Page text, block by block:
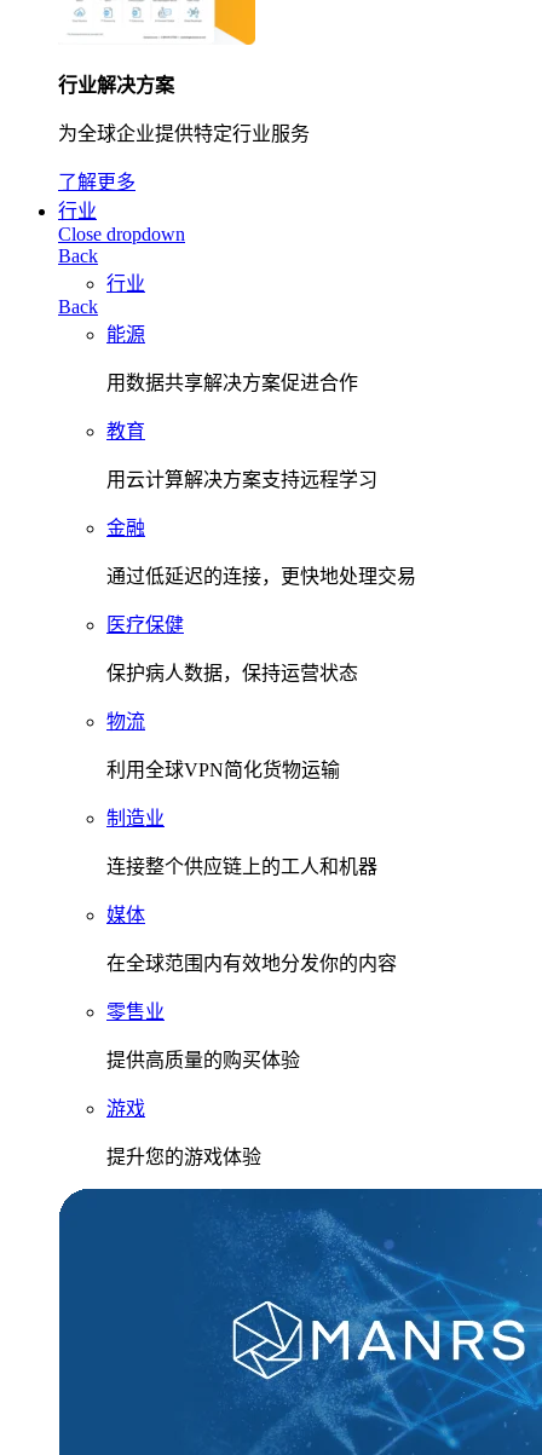
行业解决方案
为全球企业提供特定行业服务
了解更多
行业
Close dropdown
Back
行业
Back
能源
用数据共享解决方案促进合作
教育
用云计算解决方案支持远程学习
金融
通过低延迟的连接，更快地处理交易
医疗保健
保护病人数据，保持运营状态
物流
利用全球VPN简化货物运输
制造业
连接整个供应链上的工人和机器
媒体
在全球范围内有效地分发你的内容
零售业
提供高质量的购买体验
游戏
提升您的游戏体验